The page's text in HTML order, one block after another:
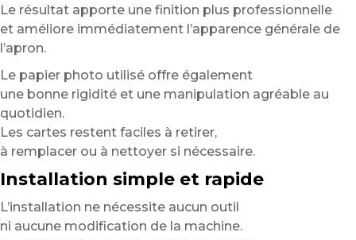
Le résultat apporte une finition plus professionnelle
et améliore immédiatement l’apparence générale de
l’apron.
Le papier photo utilisé offre également
une bonne rigidité et une manipulation agréable au
quotidien.
Les cartes restent faciles à retirer,
à remplacer ou à nettoyer si nécessaire.
Installation simple et rapide
L’installation ne nécessite aucun outil
ni aucune modification de la machine.